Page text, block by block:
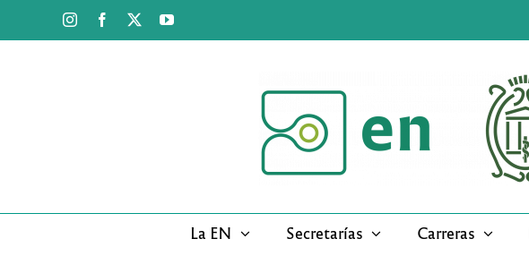
InstagramFacebook YouTube
La EN Secretarías Carreras